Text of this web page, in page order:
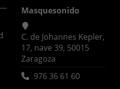
Masquesonido
C. de Johannes Kepler,
17, nave 39, 50015
Zaragoza
976 36 61 60